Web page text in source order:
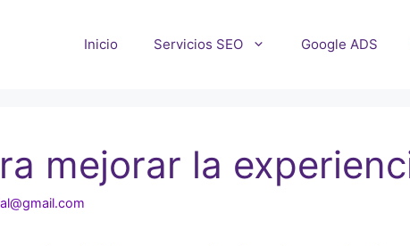
Inicio Servicios SEO Google ADS
mejorar la